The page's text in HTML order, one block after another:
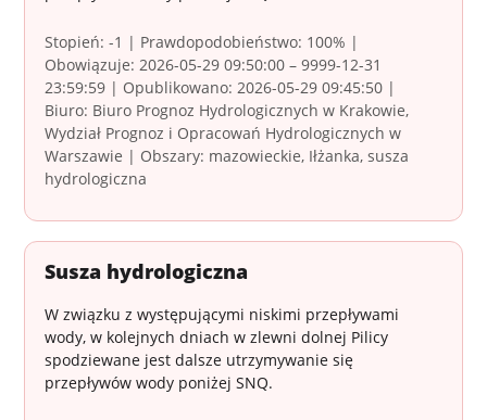
Stopień: -1 | Prawdopodobieństwo: 100% |
Obowiązuje: 2026-05-29 09:50:00 – 9999-12-31
23:59:59 | Opublikowano: 2026-05-29 09:45:50 |
Biuro: Biuro Prognoz Hydrologicznych w Krakowie,
Wydział Prognoz i Opracowań Hydrologicznych w
Warszawie | Obszary: mazowieckie, Iłżanka, susza
hydrologiczna
Susza hydrologiczna
W związku z występującymi niskimi przepływami
wody, w kolejnych dniach w zlewni dolnej Pilicy
spodziewane jest dalsze utrzymywanie się
przepływów wody poniżej SNQ.